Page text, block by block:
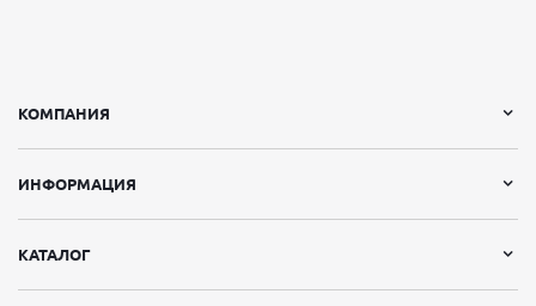
КОМПАНИЯ
ИНФОРМАЦИЯ
КАТАЛОГ